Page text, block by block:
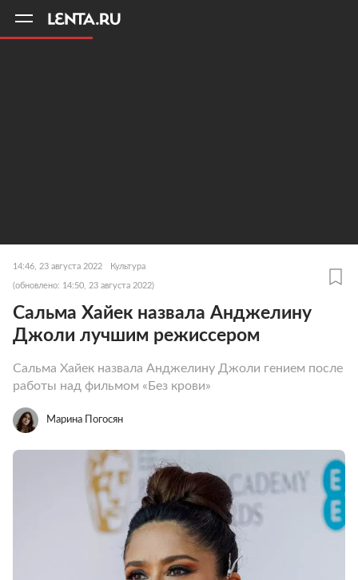
14:46, 23 августа 2022 Культура
(обновлено: 14:50, 23 августа 2022)
Сальма Хайек назвала Анджелину
Джоли лучшим режиссером
Сальма Хайек назвала Анджелину Джоли гением после
работы над фильмом «Без крови»
Марина Погосян